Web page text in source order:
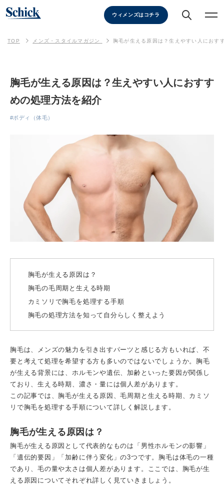
ウィメンズはコチラ
TOP メンズ・スタイルマガジン 胸毛が生える原因は？生えやすい人におす
胸毛が生える原因は？生えやすい人におすす
めの処理方法を紹介
#ボディ（体毛）
胸毛が生える原因は？
胸毛の毛周期と生える時期
カミソリで胸毛を処理する手順
胸毛の処理方法を知って自分らしく整えよう
胸毛は、メンズの魅力を引き出すパーツと感じる方もいれば、不
要と考えて処理を希望する方も多いのではないでしょうか。胸毛
が生える背景には、ホルモンや遺伝、加齢といった要因が関係し
ており、生える時期、濃さ・量には個人差があります。
この記事では、胸毛が生える原因、毛周期と生える時期、カミソ
リで胸毛を処理する手順について詳しく解説します。
胸毛が生える原因は？
胸毛が生える原因として代表的なものは「男性ホルモンの影響」
「遺伝的要因」「加齢に伴う変化」の3つです。胸毛は体毛の一種
であり、毛の量や太さは個人差があります。ここでは、胸毛が生
える原因についてそれぞれ詳しく見ていきましょう。